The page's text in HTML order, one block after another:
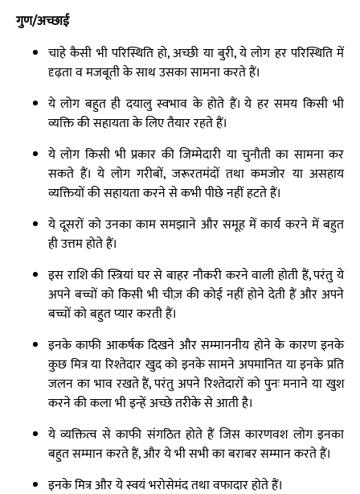
गुण/अच्छाई
चाहे कैसी भी परिस्थिति हो, अच्छी या बुरी, ये लोग हर परिस्थिति में
दृढ़ता व मजबूती के साथ उसका सामना करते हैं।
ये लोग बहुत ही दयालु स्वभाव के होते हैं। ये हर समय किसी भी
व्यक्ति की सहायता के लिए तैयार रहते हैं।
ये लोग किसी भी प्रकार की जिम्मेदारी या चुनौती का सामना कर
सकते हैं। ये लोग गरीबों, जरूरतमंदों तथा कमजोर या असहाय
व्यक्तियों की सहायता करने से कभी पीछे नहीं हटते हैं।
ये दूसरों को उनका काम समझाने और समूह में कार्य करने में बहुत
ही उत्तम होते हैं।
इस राशि की स्त्रियां घर से बाहर नौकरी करने वाली होती हैं, परंतु ये
अपने बच्चों को किसी भी चीज़ की कोई नहीं होने देती हैं और अपने
बच्चों को बहुत प्यार करती हैं।
इनके काफी आकर्षक दिखने और सम्माननीय होने के कारण इनके
कुछ मित्र या रिश्तेदार खुद को इनके सामने अपमानित या इनके प्रति
जलन का भाव रखते हैं, परंतु अपने रिश्तेदारों को पुनः मनाने या खुश
करने की कला भी इन्हें अच्छे तरीके से आती है।
ये व्यक्तित्व से काफी संगठित होते हैं जिस कारणवश लोग इनका
बहुत सम्मान करते हैं, और ये भी सभी का बराबर सम्मान करते हैं।
इनके मित्र और ये स्वयं भरोसेमंद तथा वफादार होते हैं।